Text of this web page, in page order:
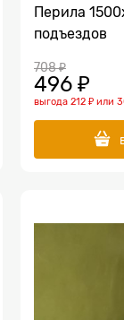
Перила
подъездов
708 ₽
496 ₽
выгода 212 ₽ или